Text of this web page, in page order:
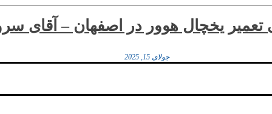
تعمیر یخچال هوور در اصفهان – آقای
جولای 15, 2025